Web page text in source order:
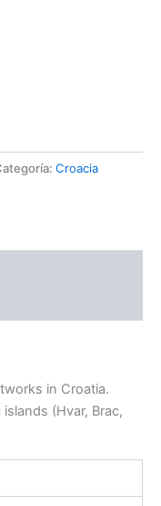
Croacia
in Croatia.
(Hvar, Brac,